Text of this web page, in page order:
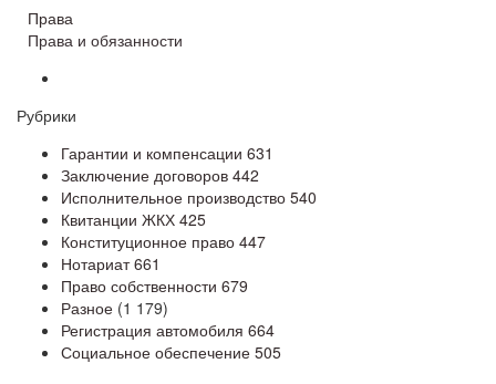
Права
Права и обязанности
Рубрики
Гарантии и компенсации 631
Заключение договоров 442
Исполнительное производство 540
Квитанции ЖКХ 425
Конституционное право 447
Нотариат661
Право собственности 679
Разное (1 179)
Регистрация автомобиля 664
Социальное обеспечение 505